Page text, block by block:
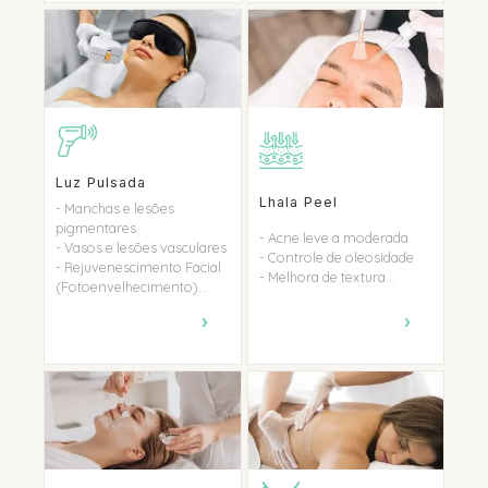
Luz Pulsada
- Manchas e lesões
pigmentares
- Vasos e lesões vasculares
- Rejuvenescimento Facial
(Fotoenvelhecimento)...
›
Lhala Peel
- Acne leve a moderada
- Controle de oleosidade
- Melhora de textura...
›